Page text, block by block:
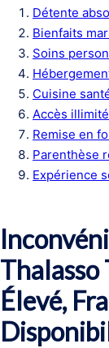
Détente
Bienfaits
Soins
Cuisine
Accès
Remise en
Parenthèse
Expérience
Thalasso
Élevé,